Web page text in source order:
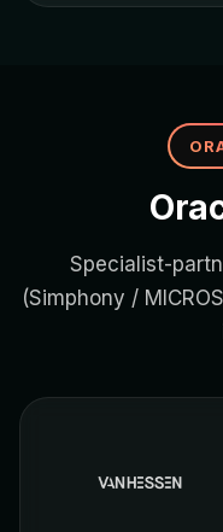
Specialist-
(Simphony /